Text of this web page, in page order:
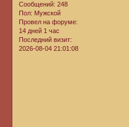
Сообщений: 248
Пол: Мужской
Провел на форуме:
14 дней 1 час
Последний визит:
2026-08-04 21:01:08